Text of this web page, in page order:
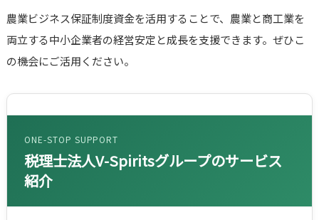
農業ビジネス保証制度資金を活用することで、農業と商工業を
両立する中小企業者の経営安定と成長を支援できます。ぜひこ
の機会にご活用ください。
ONE-STOP SUPPORT
税理士法人V-Spiritsグループのサービス
紹介